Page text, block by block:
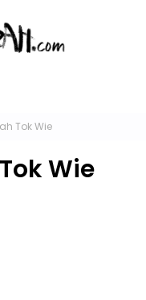
Tok Wie
Wie